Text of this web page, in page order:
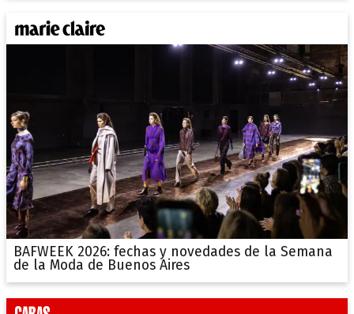
BAFWEEK 2026: fechas y novedades de la Semana
de la Moda de Buenos Aires